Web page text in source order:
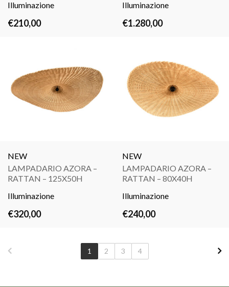
TUTTO
Illuminazione
€210,00
TUTTO
Illuminazione
€1.280,00
LEGGI
TUTTO
NEW
LAMPADARIO AZORA –
RATTAN – 125X50H
Illuminazione
€320,00
LEGGI
TUTTO
NEW
LAMPADARIO AZORA –
RATTAN – 80X40H
Illuminazione
€240,00
1 2 3 4